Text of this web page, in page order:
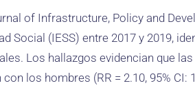
of Infrastructure, Policy and
Social (IESS) entre 2017 y 2019,
Los hallazgos evidencian que
los hombres (RR = 2.10, 95% CI: